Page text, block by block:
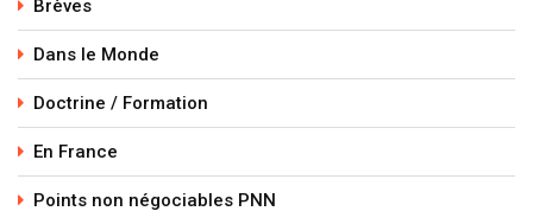
Brèves
Dans le Monde
Doctrine / Formation
En France
Points non négociables PNN